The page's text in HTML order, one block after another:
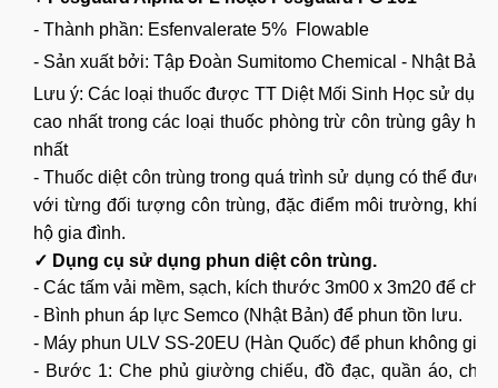
- Thành phần: Esfenvalerate 5% Flowable
- Sản xuất bởi: Tập Đoàn Sumitomo Chemical - Nhật Bản.
Lưu ý:Các loại thuốc được TT Diệt Mối Sinh Học sử
cao nhất trong các loại thuốc phòng trừ côn trùng gây
nhất
- Thuốc diệt côn trùng trong quá trình sử dụng có thể
với từng đối tượng côn trùng, đặc điểm môi trường, khí
hộ gia đình.
✓ Dụng cụ sử dụng phun diệt côn trùng.
- Các tấm vải mềm, sạch, kích thước 3m00 x 3m20 để
- Bình phun áp lực Semco (Nhật Bản) để phun tồn lưu.
- Máy phun ULV SS-20EU (Hàn Quốc) để phun không
- Bước 1: Che phủ giường chiếu, đồ đạc, quần áo,